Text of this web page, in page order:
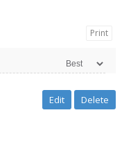
Print
Edit Delete